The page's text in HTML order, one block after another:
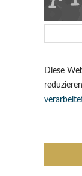
Diese